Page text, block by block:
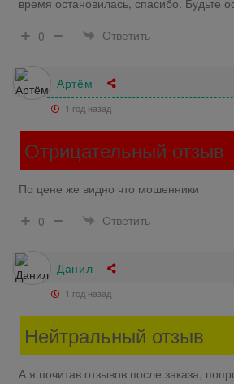
0
Ответить
Артём
1 год назад
Отрицательный отзыв
По цене же видно что мошенники
0
Ответить
Данил
1 год назад
Нейтральный отзыв
А я почитав отзывов после заказа,